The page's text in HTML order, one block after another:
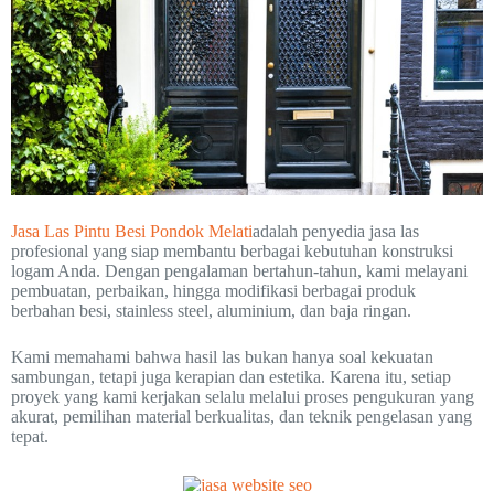
Jasa Las Pintu Besi Pondok Melatiadalah penyedia jasa las
profesional yang siap membantu berbagai kebutuhan konstruksi
logam Anda. Dengan pengalaman bertahun-tahun, kami melayani
pembuatan, perbaikan, hingga modifikasi berbagai produk
berbahan besi, stainless steel, aluminium, dan baja ringan.
Kami memahami bahwa hasil las bukan hanya soal kekuatan
sambungan, tetapi juga kerapian dan estetika. Karena itu, setiap
proyek yang kami kerjakan selalu melalui proses pengukuran yang
akurat, pemilihan material berkualitas, dan teknik pengelasan yang
tepat.